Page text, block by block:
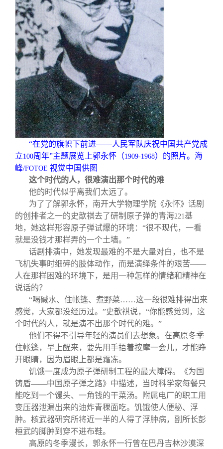
“在党的旗帜下前进——人民军队庆祝中国共产党成
立100周年”主题展览上郭永怀（1909-1968）的照片。海
峰/FOTOE 视觉中国供图
这个时代的人，很难演出那个时代的难
他的时代似乎离我们太远了。
为了了解郭永怀，南开大学物理学院《永怀》话剧
的创排者之一的史歆祺去了研制原子弹的青海221基
地，她这样形容原子弹试爆的环境：“很不现代，一看
就是没钱才那样弄的一个土墙。”
话剧排演中，她发现最难的不是大量对白，也不是
飞机失事时细碎的肢体动作，而是演绎条件的艰苦——
人在那样困难的环境下，是用一种怎样的情绪和精神在
说话的？
“喝碱水、住帐篷、煮野菜……这一段很难排得出来
感觉，大家都没经历过。”史歆祺说，“你能感觉到，这
个时代的人，就是演不出那个时代的难。”
他们不得不引导年轻的演员们去想象。在高原冬季
住帐篷，早上醒来，要先用手捂着按摩一会儿，才能睁
开眼睛，因为眉眼上都是霜冻。
饥饿一度成为原子弹研制工程的最大障碍。《为国
铸盾——中国原子弹之路》中描述，当时科学家每餐只
能吃到一个馒头、一角钱的干菜汤。附属电厂的职工用
变压器泄漏出来的油炸青稞面吃。饥饿使人便秘、浮
肿。核武器研究所将近一半的人得了浮肿病，副所长彭
桓武的脚肿到穿不进布鞋。
高原的冬季漫长，郭永怀一行曾在巴丹吉林沙漠深